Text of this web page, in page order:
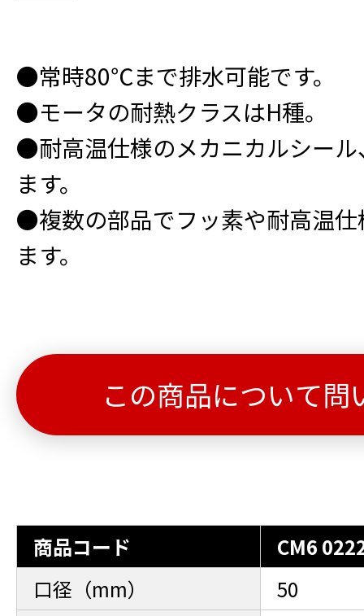
●常時80℃まで排水可能です。
●モータの耐熱クラスはH種。
●耐高温仕様のメカニカルシー
ます。
●複数の部品でフッ素や耐高温
ます。
この商品について問
商品コード
CM6
口径（mm）
50